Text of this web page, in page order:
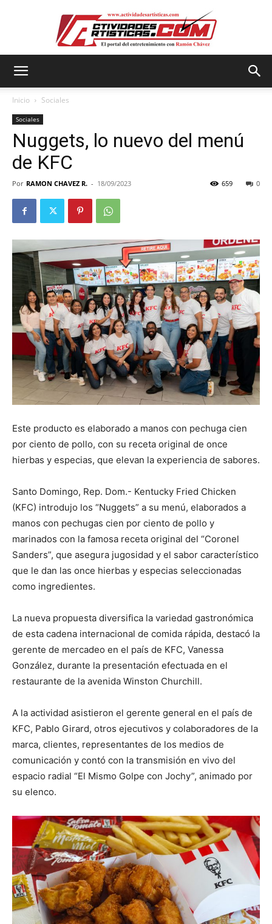
Inicio Sociales
Sociales
Nuggets, lo nuevo del menú
de KFC
Por RAMON CHAVEZ R. - 18/09/2023 0
659
Este producto es elaborado a manos con pechuga cien
por ciento de pollo, con su receta original de once
hierbas y especias, que elevan la experiencia de sabores.
Santo Domingo, Rep. Dom.- Kentucky Fried Chicken
(KFC) introdujo los “Nuggets” a su menú, elaborados a
manos con pechugas cien por ciento de pollo y
marinados con la famosa receta original del “Coronel
Sanders”, que asegura jugosidad y el sabor característico
que le dan las once hierbas y especias seleccionadas
como ingredientes.
La nueva propuesta diversifica la variedad gastronómica
de esta cadena internacional de comida rápida, destacó la
gerente de mercadeo en el país de KFC, Vanessa
González, durante la presentación efectuada en el
restaurante de la avenida Winston Churchill.
A la actividad asistieron el gerente general en el país de
KFC, Pablo Girard, otros ejecutivos y colaboradores de la
marca, clientes, representantes de los medios de
comunicación y contó con la transmisión en vivo del
espacio radial “El Mismo Golpe con Jochy”, animado por
su elenco.